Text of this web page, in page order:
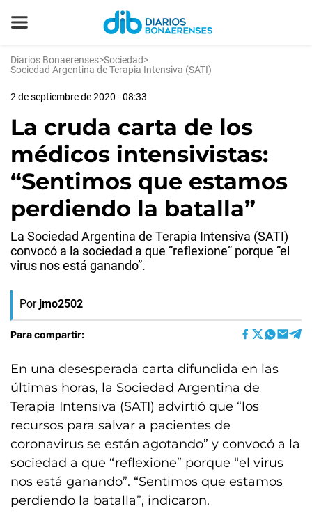
Diarios Bonaerenses>Sociedad>
Sociedad Argentina de Terapia Intensiva (SATI)
2 de septiembre de 2020 - 08:33
La cruda carta de los
médicos intensivistas:
“Sentimos que estamos
perdiendo la batalla”
La Sociedad Argentina de Terapia Intensiva (SATI)
convocó a la sociedad a que “reflexione” porque “el
virus nos está ganando”.
Por jmo2502
Para compartir:
En una desesperada carta difundida en las
últimas horas, la Sociedad Argentina de
Terapia Intensiva (SATI) advirtió que “los
recursos para salvar a pacientes de
coronavirus se están agotando” y convocó a la
sociedad a que “reflexione” porque “el virus
nos está ganando”. “Sentimos que estamos
perdiendo la batalla”, indicaron.